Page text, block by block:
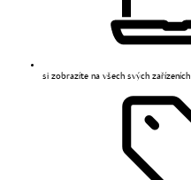
si zobrazíte na všech svých zařízeních